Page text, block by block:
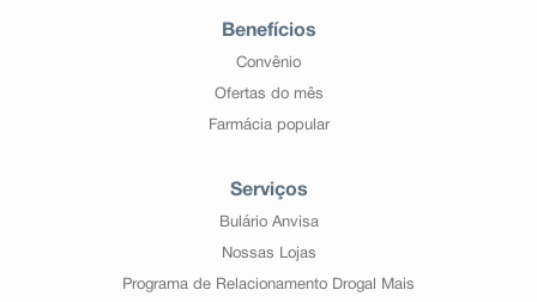
Benefícios
Convênio
Ofertas do mês
Farmácia popular
Serviços
Bulário Anvisa
Nossas Lojas
Programa de Relacionamento Drogal Mais